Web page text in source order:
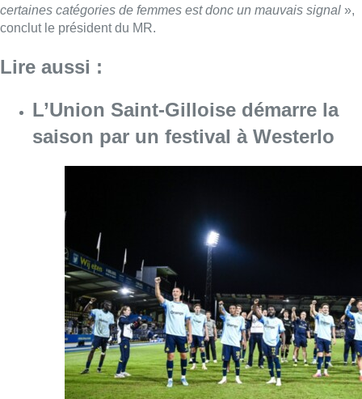
certaines catégories de femmes est donc un mauvais signal »,
conclut le président du MR.
Lire aussi :
L’Union Saint-Gilloise démarre la
saison par un festival à Westerlo